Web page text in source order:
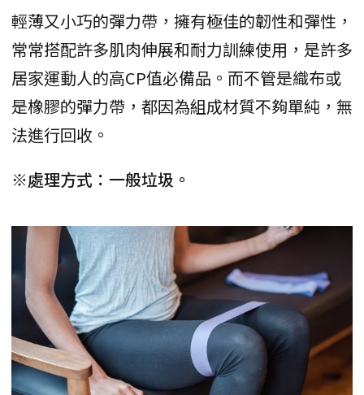
輕薄又小巧的彈力帶，擁有極佳的韌性和彈性，
常常搭配許多肌肉伸展和耐力訓練使用，是許多
居家運動人的高CP值必備品。而不管是織布或
是橡膠的彈力帶，都因為組成材質不夠單純，無
法進行回收。
※處理方式：一般垃圾。